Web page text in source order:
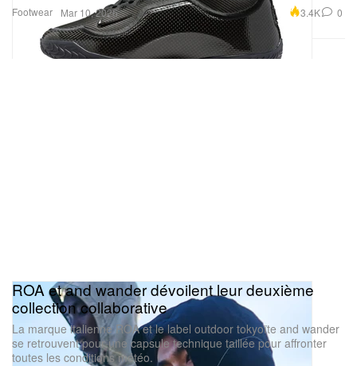
Footwear Mar 10, 2026 3.4K 0
ROA et and wander dévoilent leur deuxième
collection collaborative
La marque italienne ROA et le label outdoor tokyoïte and wander
se retrouvent pour une capsule technique taillée pour affronter
toutes les conditions météo.